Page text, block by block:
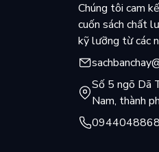
Chúng tôi cam
cuốn sách chất
kỹ lưỡng từ các
Số 5 ngõ Dã
Nam, thành
0944048868